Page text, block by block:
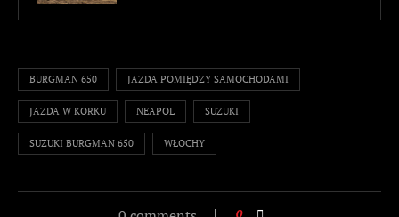
BURGMAN 650 JAZDA POMIĘDZY SAMOCHODAMI
JAZDA W KORKU NEAPOL SUZUKI
SUZUKI BURGMAN 650 WŁOCHY
0